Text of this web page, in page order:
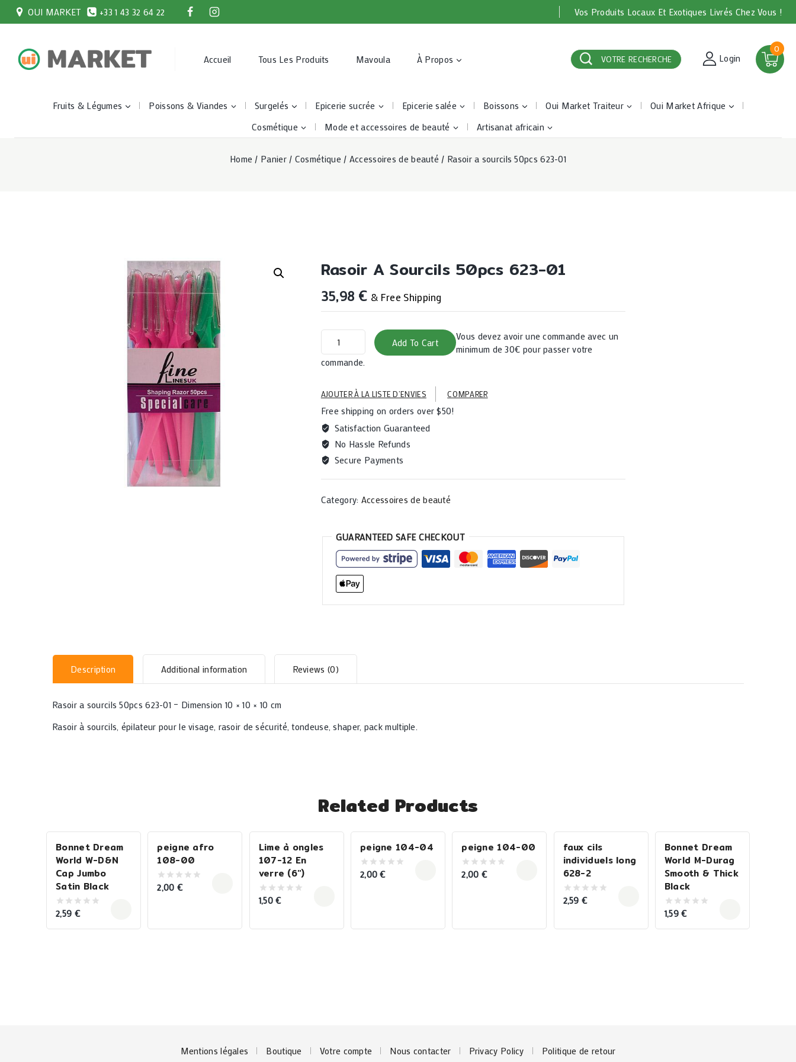
OUI MARKET +33 1 43 32 64 22 Vos Produits Locaux Et Exotiques Livrés Chez Vous !
Accueil Tous Les Produits Mavoula À Propos VOTRE RECHERCHE Login
0
Fruits & Légumes Poissons & Viandes Surgelés Epicerie sucrée Epicerie salée Boissons Oui Market Traiteur
Oui Market Afrique
Cosmétique
Mode et accessoires de beauté Artisanat africain
Home / Panier / Cosmétique / Accessoires de beauté / Rasoir a sourcils 50pcs 623-01
Rasoir A Sourcils 50pcs 623-01
35,98 € & Free Shipping
Rasoir
sourcils
01
quantity
Add To Cart
Vous devez avoir une commande avec un
minimum de 30€ pour passer votre
commande.
AJOUTER À LA LISTE D’ENVIES COMPARER
Free shipping on orders over $50!
Satisfaction Guaranteed
No Hassle Refunds
Secure Payments
Category: Accessoires de beauté
GUARANTEED SAFE CHECKOUT
Description Additional information Reviews (0)
Rasoir a sourcils 50pcs 623-01 – Dimension 10 × 10 × 10 cm
Rasoir à sourcils, épilateur pour le visage, rasoir de sécurité, tondeuse, shaper, pack multiple.
Related Products
Bonnet Dream
World W-D&N
Cap Jumbo
Satin Black
0
of
2,59 €
peigne afro
108-00
0
2,00 €
Lime à ongles
107-12 En
verre (6″)
0
1,50€
peigne 104-04
0
2,00€
peigne 104-00
0
2,00 €
faux cils
individuels long
628-2
0
2,59€
Bonnet Dream
World M-Durag
Smooth & Thick
Black
0
of
1,59€
Mentions légales Boutique Votre compte Nous contacter Privacy Policy Politique de retour